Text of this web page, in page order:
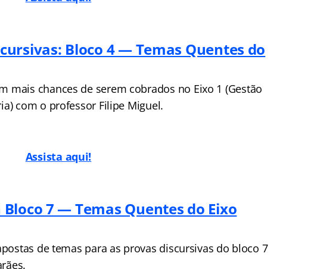
Bloco 4 — Temas Quentes do
mais chances de serem cobrados no Eixo 1 (Gestão
com o professor Filipe Miguel.
Assista aqui!
7 — Temas Quentes do Eixo
de temas para as provas discursivas do bloco 7